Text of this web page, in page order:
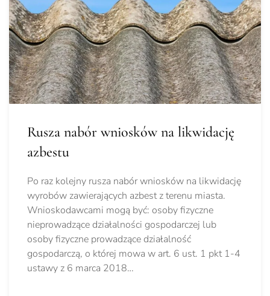
Rusza nabór wniosków na likwidację
azbestu
Po raz kolejny rusza nabór wniosków na likwidację
wyrobów zawierających azbest z terenu miasta.
Wnioskodawcami mogą być: osoby fizyczne
nieprowadzące działalności gospodarczej lub
osoby fizyczne prowadzące działalność
gospodarczą, o której mowa w art. 6 ust. 1 pkt 1-4
ustawy z 6 marca 2018…